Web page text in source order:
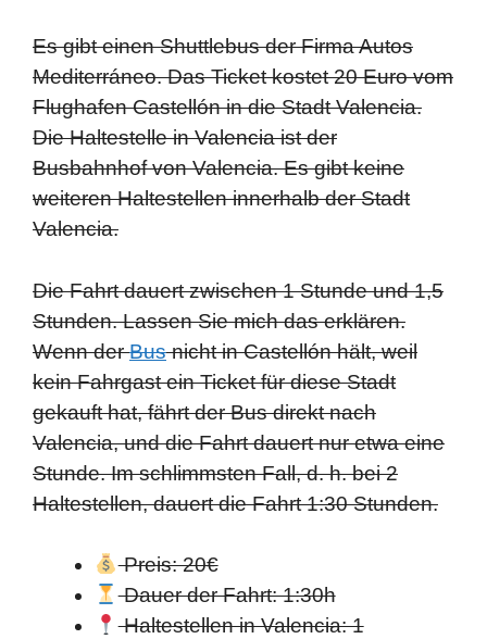
Es gibt einen Shuttlebus der Firma Autos
Mediterráneo. Das Ticket kostet 20 Euro vom
Flughafen Castellón in die Stadt Valencia.
Die Haltestelle in Valencia ist der
Busbahnhof von Valencia. Es gibt keine
weiteren Haltestellen innerhalb der Stadt
Valencia.
Die Fahrt dauert zwischen 1 Stunde und 1,5
Stunden. Lassen Sie mich das erklären.
Wenn derBusnicht in Castellón hält, weil
kein Fahrgast ein Ticket für diese Stadt
gekauft hat, fährt der Bus direkt nach
Valencia, und die Fahrt dauert nur etwa eine
Stunde. Im schlimmsten Fall, d. h. bei 2
Haltestellen, dauert die Fahrt 1:30 Stunden.
Preis: 20€
Dauer der Fahrt: 1:30h
Haltestellen in Valencia: 1